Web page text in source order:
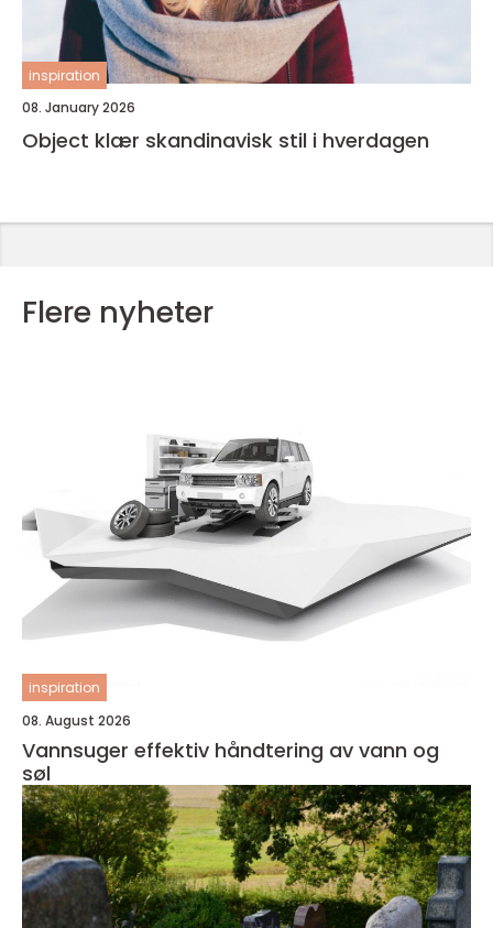
inspiration
08. January 2026
Object klær skandinavisk stil i hverdagen
Flere nyheter
inspiration
08. August 2026
Vannsuger effektiv håndtering av vann og
søl